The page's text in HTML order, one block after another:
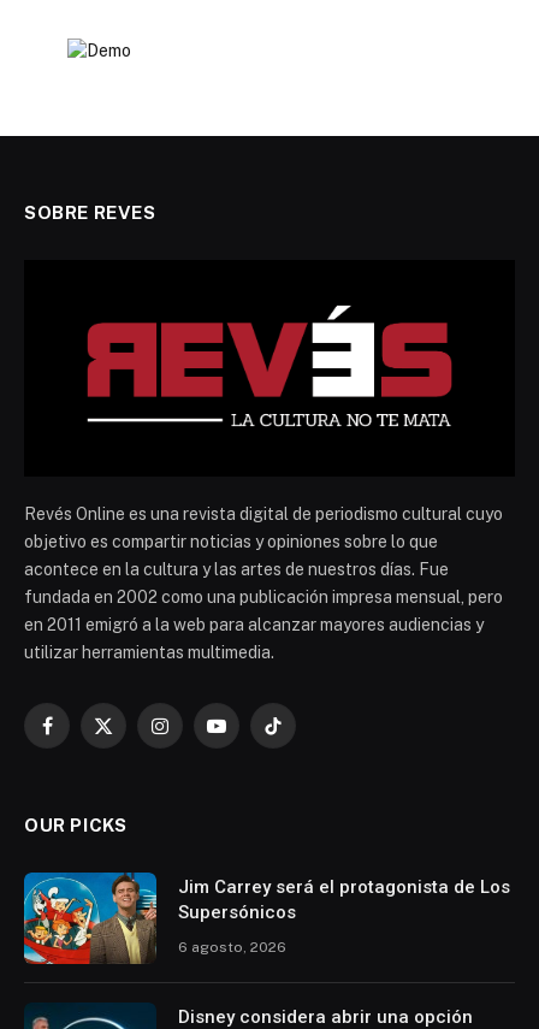
SOBRE REVES
Revés Online es una revista digital de periodismo cultural cuyo
objetivo es compartir noticias y opiniones sobre lo que
acontece en la cultura y las artes de nuestros días. Fue
fundada en 2002 como una publicación impresa mensual, pero
en 2011 emigró a la web para alcanzar mayores audiencias y
utilizar herramientas multimedia.
Facebook
X
InstagramYouTubeTikTok
OUR PICKS
Jim Carrey será el protagonista de Los
Supersónicos
6 agosto, 2026
Disney considera abrir una opción